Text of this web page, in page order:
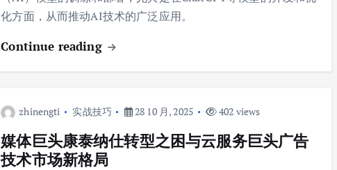
化方面，从而推动AI技术的广泛应用。
Continue reading
zhinengti 实战技巧 28 10 月, 2025 402 views
媒体巨头康泰纳仕转型之困与云服务巨头广告
技术市场新格局